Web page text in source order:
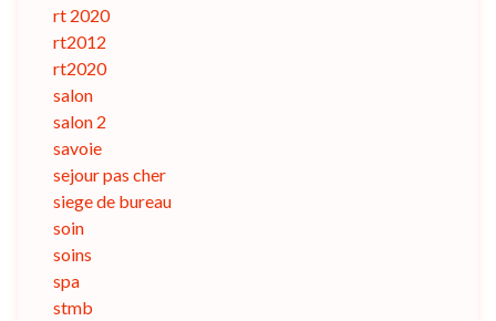
rt 2020
rt2012
rt2020
salon
salon 2
savoie
sejour pas cher
siege de bureau
soin
soins
spa
stmb